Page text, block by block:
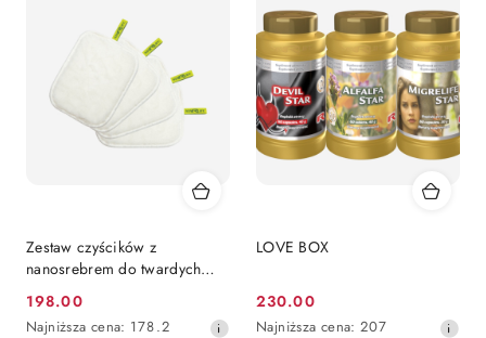
dni
przed
obniżką
Zestaw czyścików z
nanosrebrem do twardych
Cena
198.00
Najniższa
Najniższa cena: 178.2
LOVE BOX
Cena
230.00
Najniższa
Najniższa cena: 207